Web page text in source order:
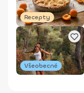
Recepty
Všeobecné